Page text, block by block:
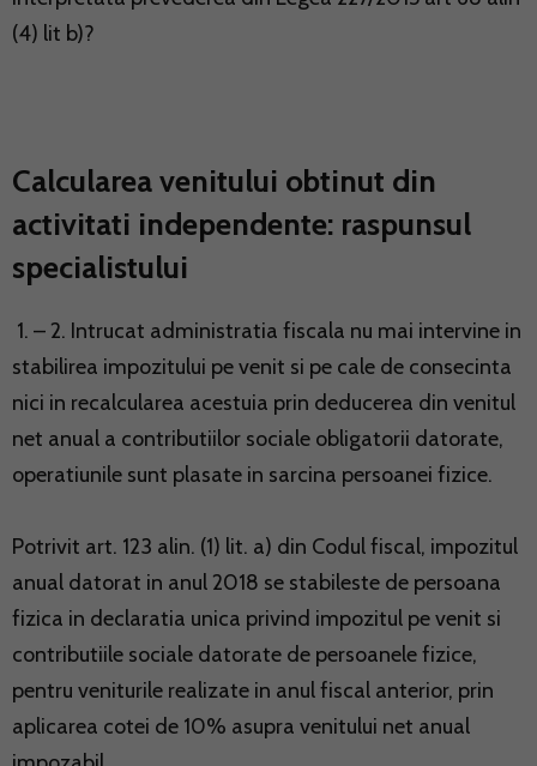
(4) lit b)?
Calcularea venitului obtinut din
activitati independente: raspunsul
specialistului
1. – 2. Intrucat administratia fiscala nu mai intervine in
stabilirea impozitului pe venit si pe cale de consecinta
nici in recalcularea acestuia prin deducerea din venitul
net anual a contributiilor sociale obligatorii datorate,
operatiunile sunt plasate in sarcina persoanei fizice.
Potrivit art. 123 alin. (1) lit. a) din Codul fiscal, impozitul
anual datorat in anul 2018 se stabileste de persoana
fizica in declaratia unica privind impozitul pe venit si
contributiile sociale datorate de persoanele fizice,
pentru veniturile realizate in anul fiscal anterior, prin
aplicarea cotei de 10% asupra venitului net anual